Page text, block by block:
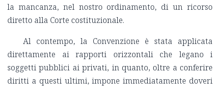
la mancanza, nel nostro ordinamento, di un ricorso
diretto alla Corte costituzionale.
Al contempo, la Convenzione è stata applicata
direttamente ai rapporti orizzontali che legano i
soggetti pubblici ai privati, in quanto, oltre a conferire
diritti a questi ultimi, impone immediatamente doveri